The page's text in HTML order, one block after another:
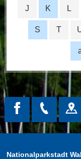
J K L
S T
Nationalparkstadt